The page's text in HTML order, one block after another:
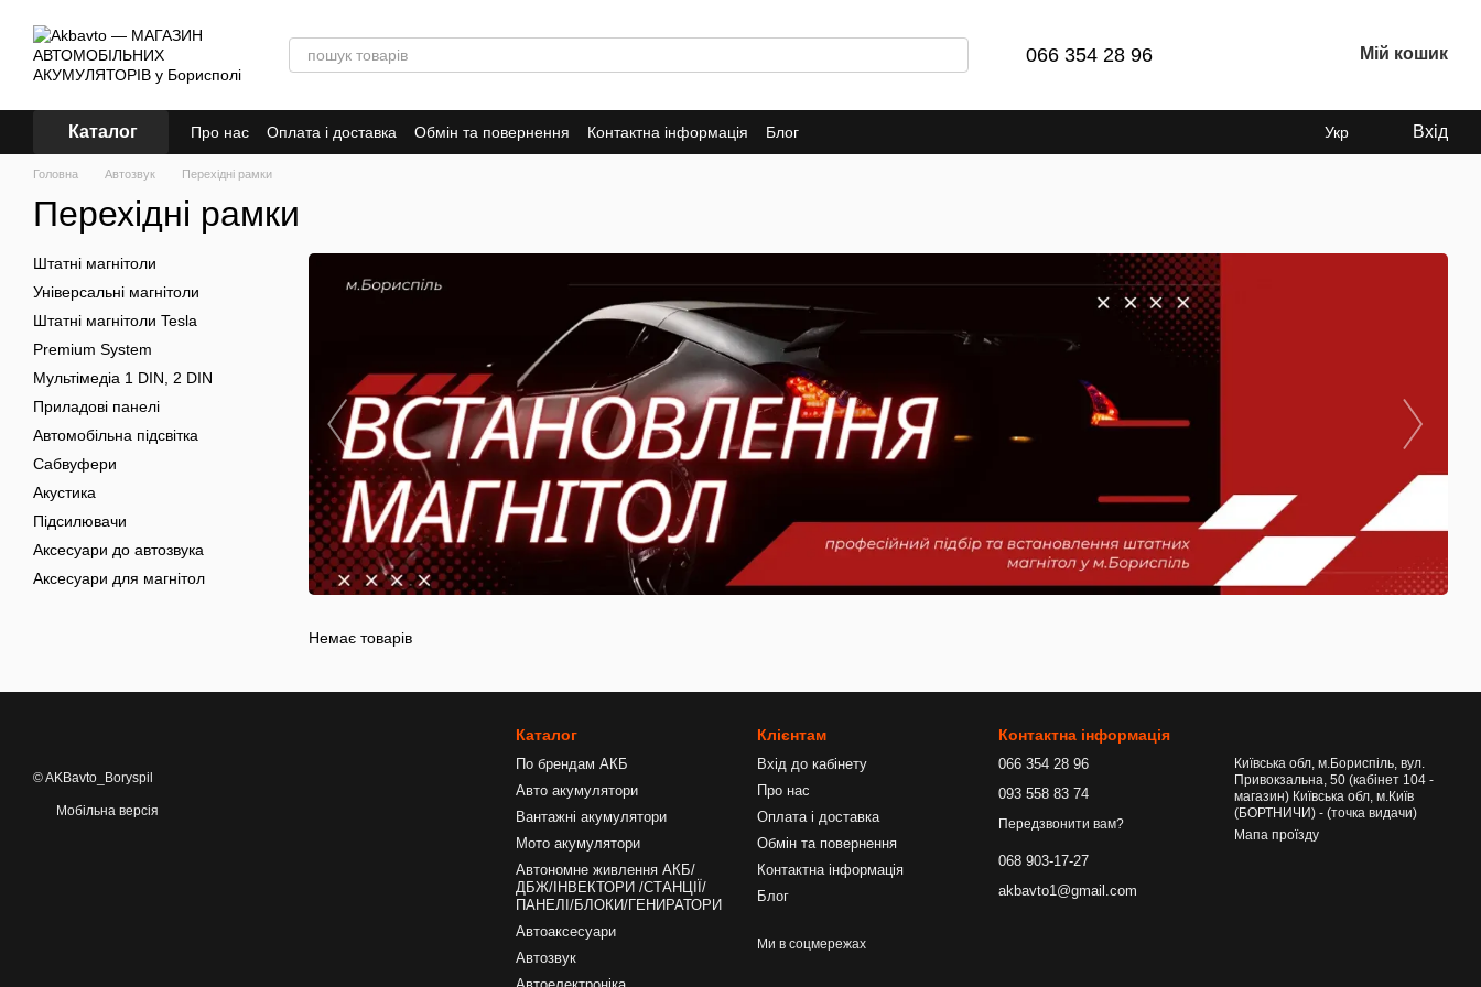
066 354 28 96 Мій кошик
Каталог Про нас Оплата і доставка Обмін та повернення Контактна інформація Блог Укр Вхід
Головна Автозвук Перехідні рамки
Перехідні рамки
Немає товарів
Штатні магнітоли
Універсальні магнітоли
Штатні магнітоли Tesla
Premium System
Мультімедіа 1 DIN, 2 DIN
Приладові панелі
Автомобільна підсвітка
Сабвуфери
Акустика
Підсилювачи
Аксесуари до автозвука
Аксесуари для магнітол
© AKBavto_Boryspil
Мобільна версія
Каталог
По брендам АКБ
Авто акумулятори
Вантажні акумулятори
Мото акумулятори
Автономне живлення АКБ/
ДБЖ/ІНВЕКТОРИ /СТАНЦІЇ/
ПАНЕЛІ/БЛОКИ/ГЕНИРАТОРИ
Автоаксесуари
Автозвук
Клієнтам
Вхід до кабінету
Про нас
Оплата і доставка
Обмін та повернення
Контактна інформація
Блог
Ми в соцмережах
Контактна інформація
066 354 28 96
093 558 83 74
Передзвонити вам?
068 903-17-27
akbavto1@gmail.com
Київська обл, м.Бориспіль, вул.
Привокзальна, 50 (кабінет 104 -
магазин) Київська обл, м.Київ
(БОРТНИЧИ) - (точка видачи)
Мапа проїзду